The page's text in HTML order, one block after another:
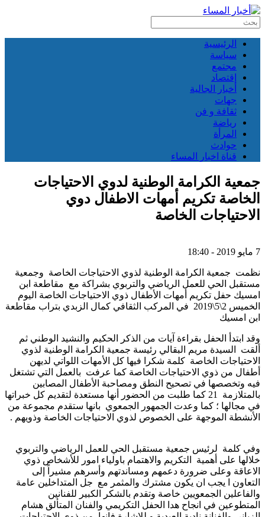
الرئيسية
سياسة
مجتمع
إقتصاد
أخبار الجالية
جهات
ثقافة و فن
رياضة
المرأة
حوادث
قناة اخبار المساء
جمعية الكرامة الوطنية لدوي الاحتياجات
الخاصة تكريم أمهات الاطفال دوي
الاحتياجات الخاصة
7 مايو 2019 - 18:40
نظمت جمعية الكرامة الوطنية لذوي الاحتياجات الخاصة وجمعية
مستقبل الحي للعمل الرياضي والتربوي بشراكة مع مقاطعة ابن
امسيك حفل تكريم أمهات الأطفال ذوي الاحتياجات الخاصة اليوم
الخميس 2\5\2019 في المركب الثقافي كمال الزبدي بتراب مقاطعة
ابن امسيك
وقد ابتدأ الحفل بقراءة آيات من الذكر الحكيم والنشيد الوطني ثم
ألقت السيدة مريم البقالي رئيسة جمعية الكرامة الوطنية لذوي
الاحتياجات الخاصة كلمة شكرا فيها كل الأمهات اللواتي لديهن
أطفال من ذوي الاحتياجات الخاصة كما عرفت بالعمل التي تشتغل
فيه وتخصصها في تصحيح النطق ومصاحبة الأطفال المصابين
بالمتلازمة 21 كما طلبت من الحضور أنها مستعدة لتقديم كل خبراتها
في مجالها ؛ كما وعدت الجمهور الجمعوي بانها ستقدم مجموعة من
الأنشطة الموجهة على الخصوص لذوي الاحتياجات الخاصة وذويهم .
وفي كلمة لرئيس جمعية مستقبل الحي للعمل الرياضي والتربوي
خلالها على أهمية التكريم والاهتمام باولياء امور للأشخاص ذوي
الاعاقة وعلى ضرورة دعمهم ومساندتهم وأسرهم مشيراً إلى
التعاون ا يجب ان يكون مشترك والمثمر مع جل المتداخلين عامة
والفاعلين الجمعويين خاصة وتقدم بالشكر الكبير للفنانين
المتطوعين في انجاح هدا الحفل التكريمي والفنان المتألق هشام